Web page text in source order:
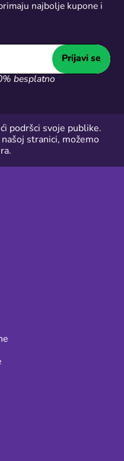
najbolje kupone i
Prijavi se
besplatno
podršci svoje publike.
stranici, možemo